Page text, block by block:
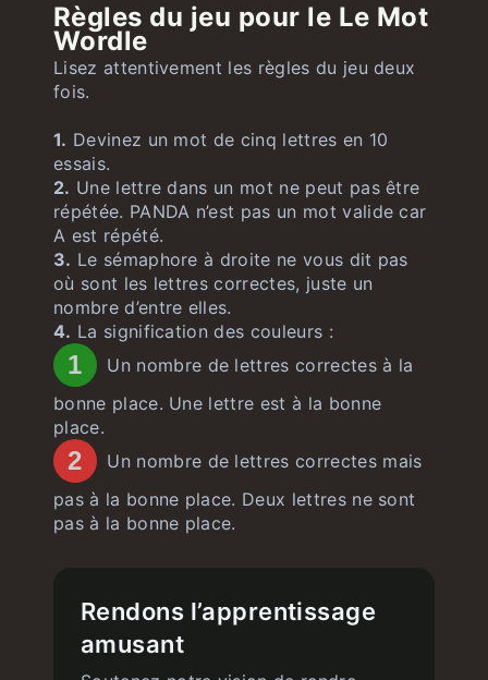
Jeu des nombres illimité
Grande équation illimité
Jeu des drapeaux américains illimité
Règles du jeu pour le Le Mot
Wordle
Lisez attentivement les règles du jeu deux
fois.
1. Devinez un mot de cinq lettres en 10
essais.
2. Une lettre dans un mot ne peut pas être
répétée. PANDA n’est pas un mot valide car
A est répété.
3. Le sémaphore à droite ne vous dit pas
où sont les lettres correctes, juste un
nombre d’entre elles.
4. La signification des couleurs :
1
Un nombre de lettres correctes à la
bonne place. Une lettre est à la bonne
place.
2
Un nombre de lettres correctes mais
pas à la bonne place. Deux lettres ne sont
pas à la bonne place.
Rendons l’apprentissage
amusant